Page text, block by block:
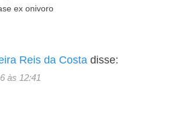
ex onivoro
Reis da Costa disse:
às 12:41